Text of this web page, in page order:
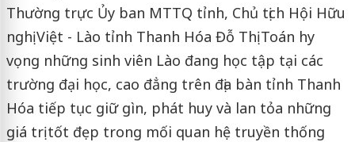
Thường trực Ủy ban MTTQ tỉnh, Chủ tịch Hội Hữu
nghị Việt - Lào tỉnh Thanh Hóa Đỗ Thị Toán hy
vọng những sinh viên Lào đang học tập tại các
trường đại học, cao đẳng trên địa bàn tỉnh Thanh
Hóa tiếp tục giữ gìn, phát huy và lan tỏa những
giá trị tốt đẹp trong mối quan hệ truyền thống